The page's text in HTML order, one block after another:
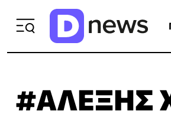
#ΑΛΕΞΗΣ